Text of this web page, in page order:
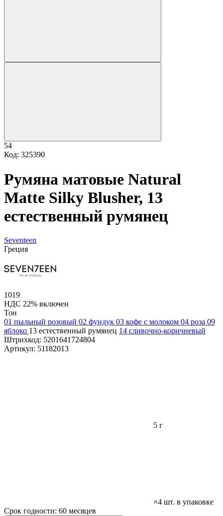
54
Код: 325390
Румяна матовые Natural
Matte Silky Blusher, 13
естественный румянец
Seventeen
Греция
1019
НДС 22% включен
Тон
01 пыльный розовый 02 фундук 03 кофе с молоком 04 роза 09
яблоко 13 естественный румянец 14 сливочно-коричневый
Штрихкод: 5201641724804
Артикул: 51182013
5 г
×4 шт. в упаковке
Срок годности: 60 месяцев